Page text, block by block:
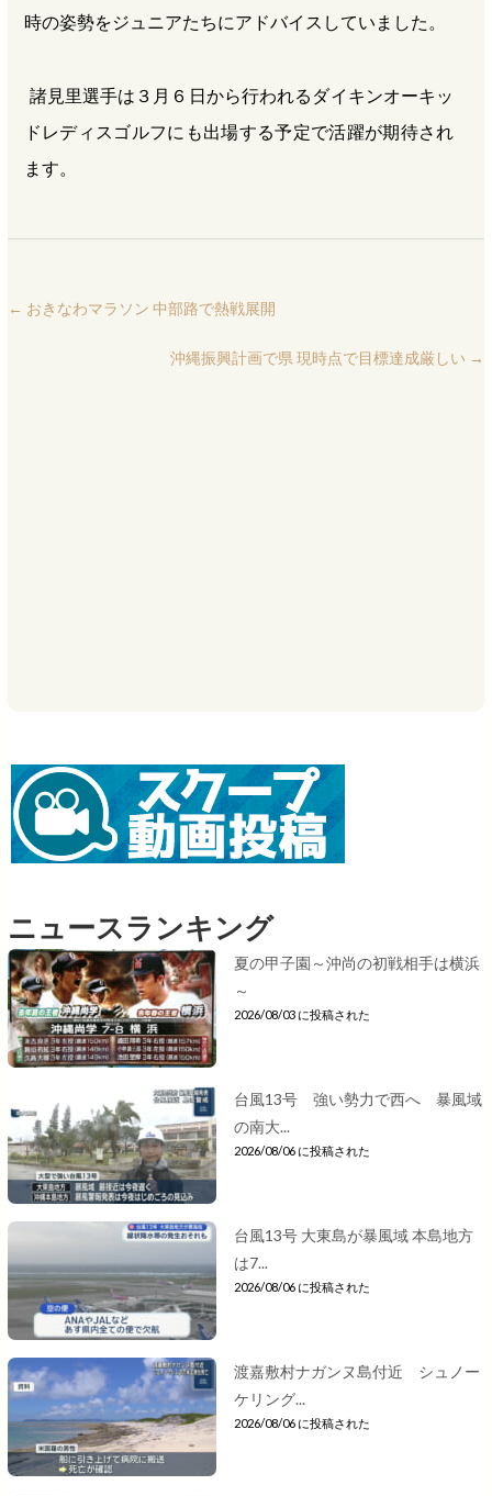
時の姿勢をジュニアたちにアドバイスしていました。
諸見里選手は３月６日から行われるダイキンオーキッ
ドレディスゴルフにも出場する予定で活躍が期待され
ます。
← おきなわマラソン 中部路で熱戦展開
沖縄振興計画で県 現時点で目標達成厳しい →
ニュースランキング
夏の甲子園～沖尚の初戦相手は横浜
～
2026/08/03 に投稿された
台風13号 強い勢力で西へ 暴風域
の南大...
2026/08/06 に投稿された
台風13号 大東島が暴風域 本島地方
は7...
2026/08/06 に投稿された
渡嘉敷村ナガンヌ島付近 シュノー
ケリング...
2026/08/06 に投稿された